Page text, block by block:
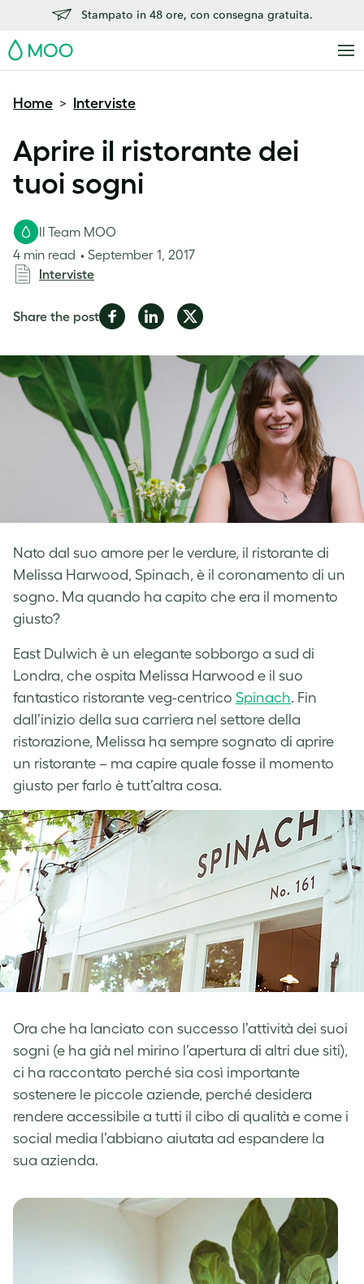
Stampato in 48 ore, con consegna gratuita.
MOO
Home > Interviste
Aprire il ristorante dei
tuoi sogni
Il Team MOO
4 min read
September 1, 2017
Interviste
Share the postShare
Facebook
Share
LinkedIn
Share
Twitter
Nato dal suo amore per le verdure, il ristorante di
Melissa Harwood, Spinach, è il coronamento di un
sogno. Ma quando ha capito che era il momento
giusto?
East Dulwich è un elegante sobborgo a sud di
Londra, che ospita Melissa Harwood e il suo
fantastico ristorante veg-centrico Spinach. Fin
dall’inizio della sua carriera nel settore della
ristorazione, Melissa ha sempre sognato di aprire
un ristorante – ma capire quale fosse il momento
giusto per farlo è tutt’altra cosa.
Ora che ha lanciato con successo l’attività dei suoi
sogni (e ha già nel mirino l’apertura di altri due siti),
ci ha raccontato perché sia così importante
sostenere le piccole aziende, perché desidera
rendere accessibile a tutti il cibo di qualità e come i
social media l’abbiano aiutata ad espandere la
sua azienda.